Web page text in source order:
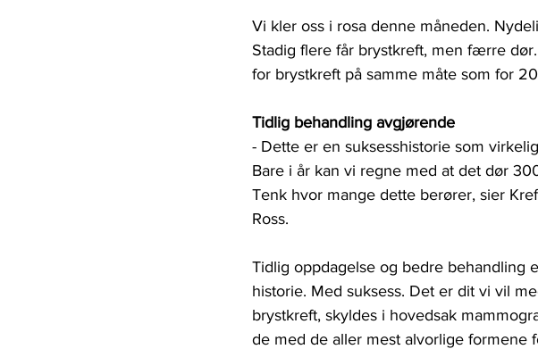
Vi kler oss i rosa denne måneden.
Stadig flere får brystkreft, men færre
for brystkreft på samme måte som for
Tidlig behandling avgjørende
- Dette er en suksesshistorie som
Bare i år kan vi regne med at det dør
Tenk hvor mange dette berører, sier
Ross.
Tidlig oppdagelse og bedre behandling
historie. Med suksess. Det er dit vi vil
brystkreft, skyldes i hovedsak
de med de aller mest alvorlige formene